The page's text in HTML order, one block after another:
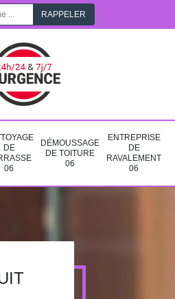
DE
06
DÉMOUSSAGE
DE TOITURE
06
ENTREPRISE
DE
RAVALEMENT
06